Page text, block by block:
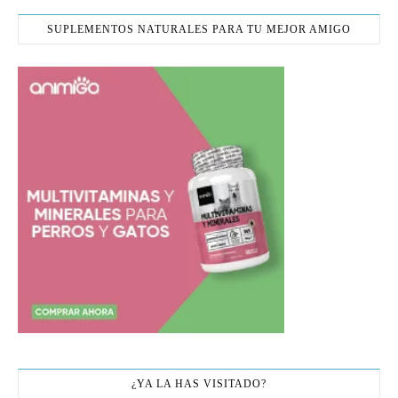
SUPLEMENTOS NATURALES PARA TU MEJOR AMIGO
¿YA LA HAS VISITADO?